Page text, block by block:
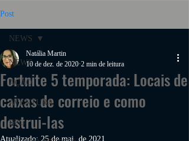
Post
NEWS
AÇÃO
AVENTURA
RPG
NEWS
Fortnite 5 temporada: Locais de
caixas de correio e como
destrui-las
Natália Martin
10 de dez. de 2020 2 min de leitura
Atualizado: 25 de mai. de 2021